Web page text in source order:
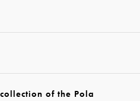
of the Pola